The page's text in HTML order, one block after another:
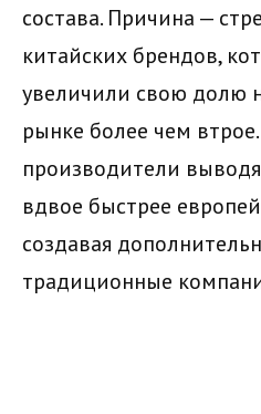
состава. Причина —
китайских брендов,
увеличили свою долю
рынке более чем
производители
вдвое быстрее
создавая
традиционные